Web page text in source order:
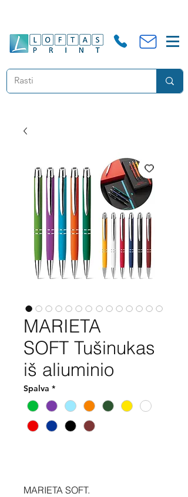
MARIETA
SOFT Tušinukas
iš aliuminio
Spalva *
MARIETA SOFT.